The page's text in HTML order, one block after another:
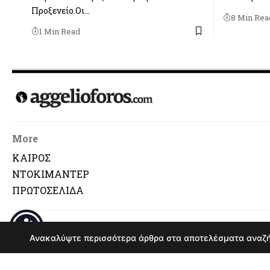
Προξενείο.Οι…
1 Min Read
8 Min
More
ΚΑΙΡΟΣ
ΝΤΟΚΙΜΑΝΤΕΡ
ΠΡΩΤΟΣΕΛΙΔΑ
©
Ανακαλύψτε περισσότερα άρθρα στα αποτελέσματα